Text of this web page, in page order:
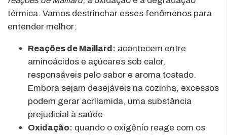
térmica. Vamos destrinchar esses fenômenos para
entender melhor:
Reações de Maillard: acontecem entre
aminoácidos e açúcares sob calor,
responsáveis pelo sabor e aroma tostado.
Embora sejam desejáveis na cozinha, excessos
podem gerar acrilamida, uma substância
prejudicial à saúde.
Oxidação: quando o oxigênio reage com os